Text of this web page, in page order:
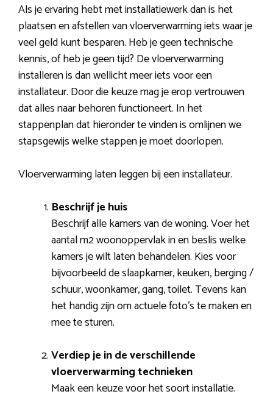
Als je ervaring hebt met installatiewerk dan is het
plaatsen en afstellen van vloerverwarming iets waar je
veel geld kunt besparen. Heb je geen technische
kennis, of heb je geen tijd? De vloerverwarming
installeren is dan wellicht meer iets voor een
installateur. Door die keuze mag je erop vertrouwen
dat alles naar behoren functioneert. In het
stappenplan dat hieronder te vinden is omlijnen we
stapsgewijs welke stappen je moet doorlopen.
Vloerverwarming laten leggen bij een installateur.
Beschrijf je huis
Beschrijf alle kamers van de woning. Voer het
aantal m2 woonoppervlak in en beslis welke
kamers je wilt laten behandelen. Kies voor
bijvoorbeeld de slaapkamer, keuken, berging /
schuur, woonkamer, gang, toilet. Tevens kan
het handig zijn om actuele foto’s te maken en
mee te sturen.
Verdiep je in de verschillende
vloerverwarming technieken
Maak een keuze voor het soort installatie.